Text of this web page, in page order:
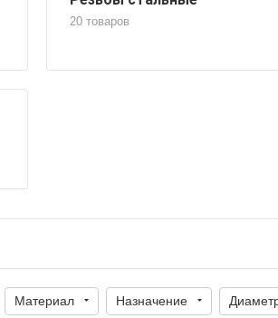
20 товаров
Материал Назначение